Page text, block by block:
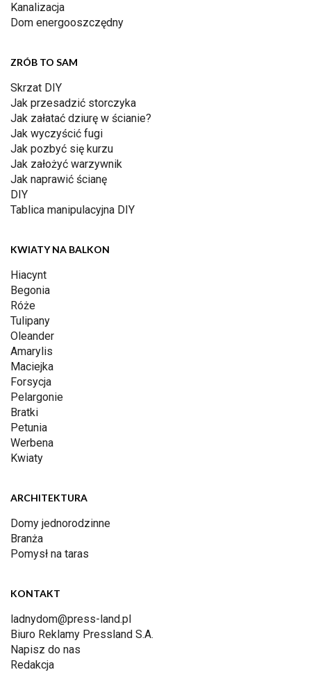
Kanalizacja
Dom energooszczędny
ZRÓB TO SAM
Skrzat DIY
Jak przesadzić storczyka
Jak załatać dziurę w ścianie?
Jak wyczyścić fugi
Jak pozbyć się kurzu
Jak założyć warzywnik
Jak naprawić ścianę
DIY
Tablica manipulacyjna DIY
KWIATY NA BALKON
Hiacynt
Begonia
Róże
Tulipany
Oleander
Amarylis
Maciejka
Forsycja
Pelargonie
Bratki
Petunia
Werbena
Kwiaty
ARCHITEKTURA
Domy jednorodzinne
Branża
Pomysł na taras
KONTAKT
ladnydom@press-land.pl
Biuro Reklamy Pressland S.A.
Napisz do nas
Redakcja